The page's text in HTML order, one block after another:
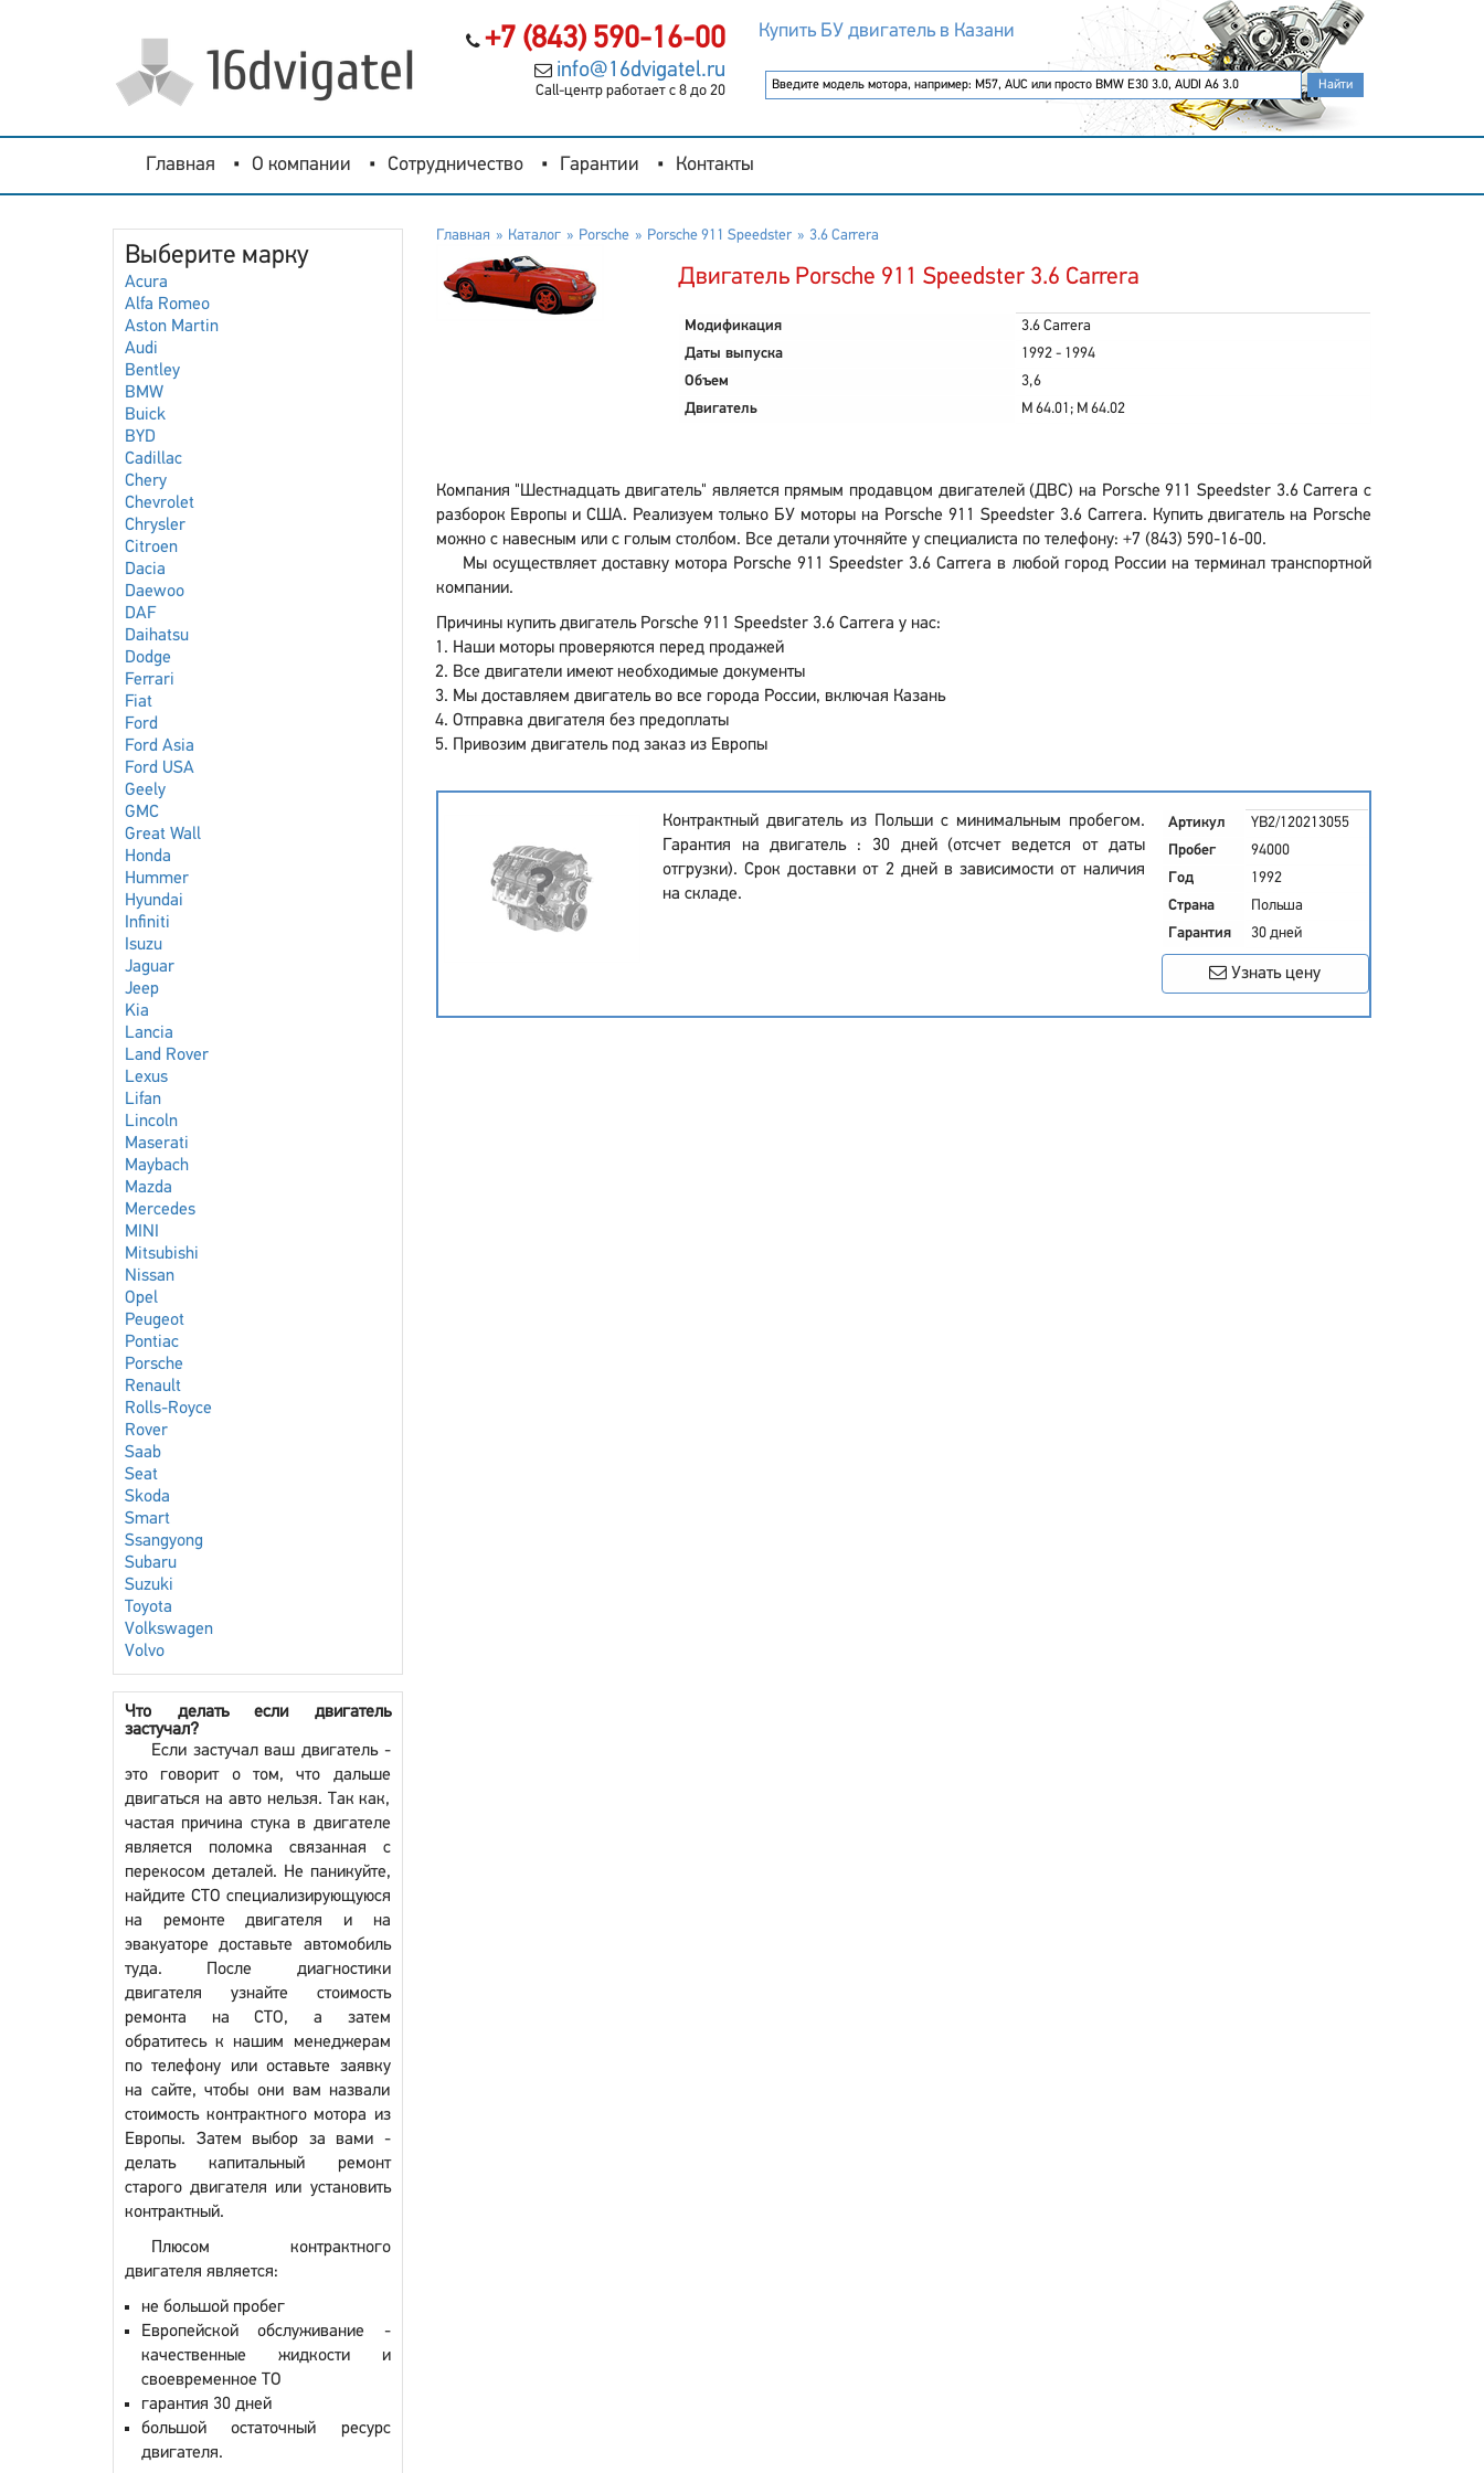
+7 (843) 590-16-00
info@16dvigatel.ru
Call-центр работает с 8 до 20
Купить БУ двигатель в Казани
Главная О компании Сотрудничество Гарантии Контакты
Выберите марку
Acura
Alfa Romeo
Aston Martin
Audi
Bentley
BMW
Buick
BYD
Cadillac
Chery
Chevrolet
Chrysler
Citroen
Dacia
Daewoo
DAF
Daihatsu
Dodge
Ferrari
Fiat
Ford
Ford Asia
Ford USA
Geely
GMC
Great Wall
Honda
Hummer
Hyundai
Infiniti
Isuzu
Jaguar
Jeep
Kia
Lancia
Land Rover
Lexus
Lifan
Lincoln
Maserati
Maybach
Mazda
Mercedes
MINI
Mitsubishi
Nissan
Opel
Peugeot
Pontiac
Porsche
Renault
Rolls-Royce
Rover
Saab
Seat
Skoda
Smart
Ssangyong
Subaru
Suzuki
Toyota
Volkswagen
Volvo
Что делать если двигатель
застучал?
Если застучал ваш двигатель -
это говорит о том, что дальше
двигаться на авто нельзя. Так как,
частая причина стука в двигателе
является поломка связанная с
перекосом деталей. Не паникуйте,
найдите СТО специализирующуюся
на ремонте двигателя и на
эвакуаторе доставьте автомобиль
туда. После диагностики
двигателя узнайте стоимость
ремонта на СТО, а затем
обратитесь к нашим менеджерам
по телефону или оставьте заявку
на сайте, чтобы они вам назвали
стоимость контрактного мотора из
Европы. Затем выбор за вами -
делать капитальный ремонт
старого двигателя или установить
контрактный.
Плюсом контрактного
двигателя является:
не большой пробег
Европейской обслуживание -
качественные жидкости и
своевременное ТО
гарантия 30 дней
большой остаточный ресурс
двигателя.
Главная Каталог Porsche Porsche 911 Speedster 3.6 Carrera
Двигатель Porsche 911 Speedster 3.6 Carrera
Модификация
3.6 Carrera
Даты выпуска
1992 - 1994
Объем
3,6
Двигатель
M 64.01; M 64.02
Компания "Шестнадцать двигатель" является прямым продавцом двигателей (ДВС) на Porsche 911 Speedster 3.6 Carrera с
разборок Европы и США. Реализуем только БУ моторы на Porsche 911 Speedster 3.6 Carrera. Купить двигатель на Porsche
можно с навесным или с голым столбом. Все детали уточняйте у специалиста по телефону: +7 (843) 590-16-00.
Мы осуществляет доставку мотора Porsche 911 Speedster 3.6 Carrera в любой город России на терминал транспортной
компании.
Причины купить двигатель Porsche 911 Speedster 3.6 Carrera у нас:
Наши моторы проверяются перед продажей
Все двигатели имеют необходимые документы
Мы доставляем двигатель во все города России, включая Казань
Отправка двигателя без предоплаты
Привозим двигатель под заказ из Европы
Контрактный двигатель из Польши с минимальным пробегом.
Гарантия на двигатель : 30 дней (отсчет ведется от даты
отгрузки). Срок доставки от 2 дней в зависимости от наличия
на складе.
Артикул
YB2/120213055
Пробег
94000
Год
1992
Страна
Польша
Гарантия
30 дней
Узнать цену